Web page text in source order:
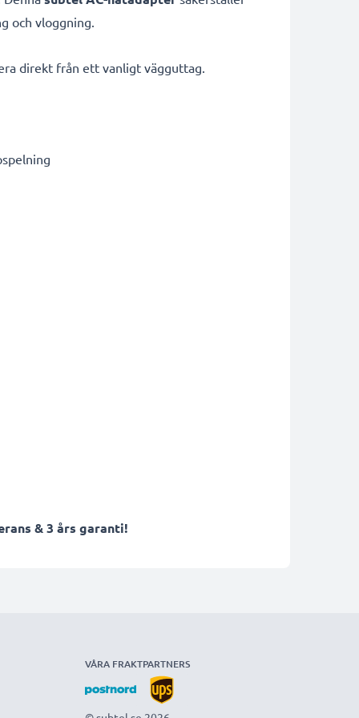
och vloggning.
direkt från ett vanligt vägguttag.
& 3 års garanti!
VÅRA FRAKTPARTNERS